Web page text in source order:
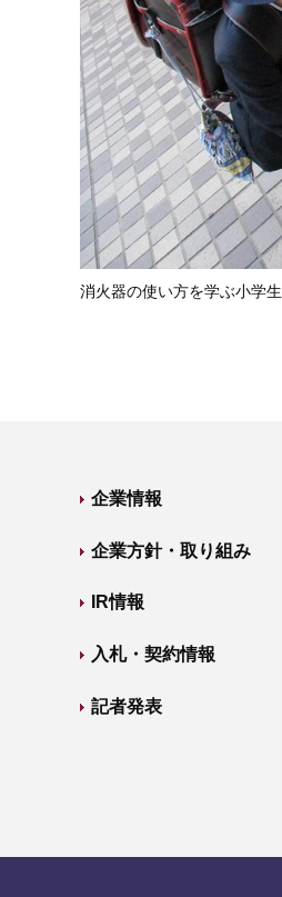
消火器の使い方を学ぶ小学生
企業情報
企業方針・取り組み
IR情報
入札・契約情報
記者発表